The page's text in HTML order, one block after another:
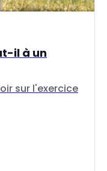
il à un
sur l'exercice